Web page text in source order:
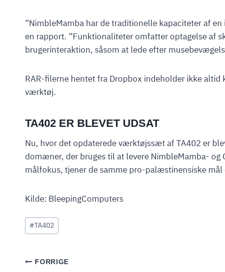
“NimbleMamba har de traditionelle kapaciteter af
en rapport. “Funktionaliteter omfatter optagelse af
brugerinteraktion, såsom at lede efter
RAR-filerne hentet fra Dropbox indeholder ikke
værktøj.
TA402 ER BLEVET UDSAT
Nu, hvor det opdaterede værktøjssæt af TA402 er
domæner, der bruges til at levere NimbleMamba-
målfokus, tjener de samme pro-palæstinensiske
Kilde: BleepingComputers
Indlæg-
tags:
#TA402
INDLÆGSNAVIGATION
FORRIGE